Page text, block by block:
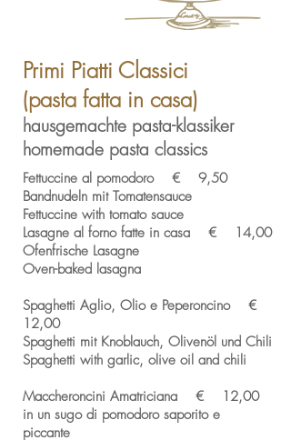
Primi Piatti Classici
(pasta fatta in casa)
hausgemachte pasta-klassiker
homemade pasta classics
Fettuccine al pomodoro € 9,50
Bandnudeln mit Tomatensauce
Fettuccine with tomato sauce
Lasagne al forno fatte in casa € 14,00
Ofenfrische Lasagne
Oven-baked lasagna
Spaghetti Aglio, Olio e Peperoncino €
12,00
Spaghetti mit Knoblauch, Olivenöl und Chili
Spaghetti with garlic, olive oil and chili
Maccheroncini Amatriciana € 12,00
in un sugo di pomodoro saporito e
piccante